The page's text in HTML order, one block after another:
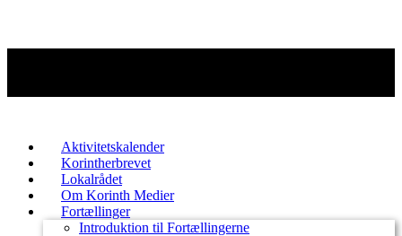
Aktivitetskalender
Korintherbrevet
Lokalrådet
Om Korinth Medier
Fortællinger
Introduktion til Fortællingerne